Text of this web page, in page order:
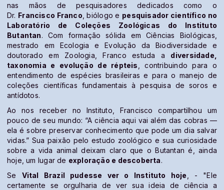
nas mãos de pesquisadores dedicados como o
Dr. Francisco Franco , biólogo e pesquisador científico no
Laboratório de Coleções Zoológicas do Instituto
Butantan. Com formação sólida em Ciências Biológicas,
mestrado em Ecologia e Evolução da Biodiversidade e
doutorado em Zoologia, Franco estuda a diversidade,
taxonomia e evolução de répteis
, contribuindo para o
entendimento de espécies brasileiras e para o manejo de
coleções científicas fundamentais à pesquisa de soros e
antídotos.
Ao nos receber no Instituto, Francisco compartilhou um
pouco de seu mundo: “A ciência aqui vai além das cobras —
ela é sobre preservar conhecimento que pode um dia salvar
vidas.” Sua paixão pelo estudo zoológico e sua curiosidade
sobre a vida animal deixam claro que o Butantan é, ainda
hoje, um lugar de exploração e descoberta.
Se Vital Brazil pudesse ver o Instituto hoje , - "Ele
certamente se orgulharia de ver sua ideia de ciência a